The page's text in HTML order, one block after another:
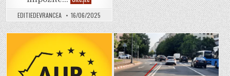
măsuri
urgente
pe
care
AUR
redresarea
economică
a
EDITIEDEVRANCEA 16/06/2025
Posted
in
Posted
in